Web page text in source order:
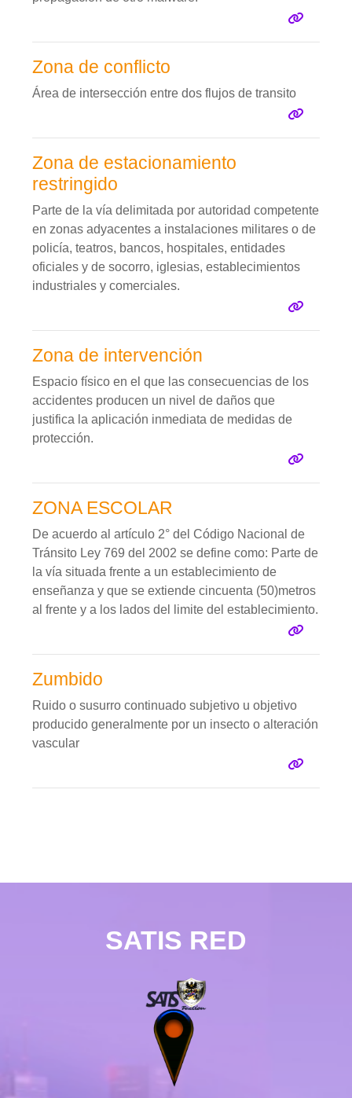
Zona de conflicto
Área de intersección entre dos flujos de transito
Zona de estacionamiento
restringido
Parte de la vía delimitada por autoridad competente
en zonas adyacentes a instalaciones militares o de
policía, teatros, bancos, hospitales, entidades
oficiales y de socorro, iglesias, establecimientos
industriales y comerciales.
Zona de intervención
Espacio físico en el que las consecuencias de los
accidentes producen un nivel de daños que
justifica la aplicación inmediata de medidas de
protección.
ZONA ESCOLAR
De acuerdo al artículo 2° del Código Nacional de
Tránsito Ley 769 del 2002 se define como: Parte de
la vía situada frente a un establecimiento de
enseñanza y que se extiende cincuenta (50)metros
al frente y a los lados del limite del establecimiento.
Zumbido
Ruido o susurro continuado subjetivo u objetivo
producido generalmente por un insecto o alteración
vascular
SATIS RED